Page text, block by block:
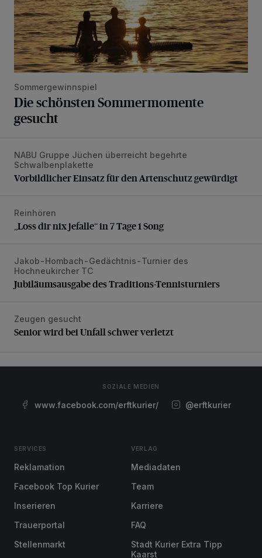
Sommergewinnspiel
Die schönsten Sommermomente
gesucht
Vorbildlicher Einsatz für den Artenschutz gewürdigt
NABU Gruppe Jüchen überreicht begehrte
Schwalbenplakette
Vorbildlicher Einsatz für den Artenschutz gewürdigt
„Loss dir nix jefalle“ in 7 Tage 1 Song
Reinhören
„Loss dir nix jefalle“ in 7 Tage 1 Song
Jubiläumsausgabe des Traditions-Tennisturniers
Jakob-Hombach-Gedächtnis-Turnier des
Hochneukircher TC
Jubiläumsausgabe des Traditions-Tennisturniers
Senior wird bei Unfall schwer verletzt
Zeugen gesucht
Senior wird bei Unfall schwer verletzt
SOZIALE MEDIEN
www.facebook.com/erftkurier/ @erftkurier
SERVICES
Reklamation
Facebook Top Kurier
Inserieren
Trauerportal
Stellenmarkt
VERLAG
Mediadaten
Team
Karriere
FAQ
Stadt Kurier Extra Tipp
Kaarst